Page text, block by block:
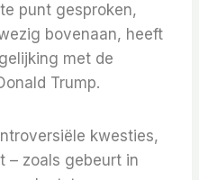
punt gesproken,
bovenaan, heeft
met de
Trump.
kwesties,
– zoals gebeurt in